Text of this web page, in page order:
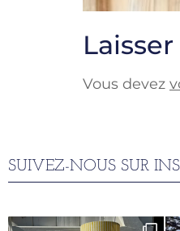
Vous devez
SUIVEZ-NOUS SUR